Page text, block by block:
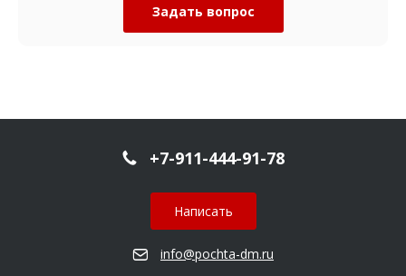
Задать вопрос
+7-911-444-91-78
Написать
info@pochta-dm.ru